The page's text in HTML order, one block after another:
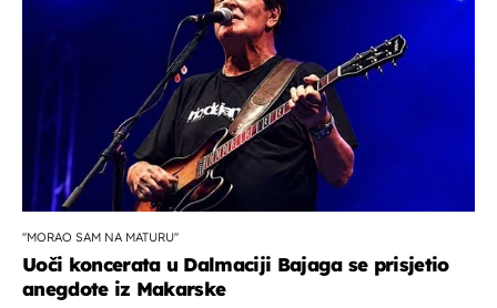
''MORAO SAM NA MATURU''
Uoči koncerata u Dalmaciji Bajaga se prisjetio
anegdote iz Makarske